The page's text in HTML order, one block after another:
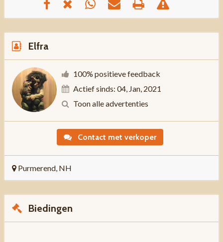
Elfra
100% positieve feedback
Actief sinds: 04, Jan, 2021
Toon alle advertenties
Contact met verkoper
Purmerend, NH
Biedingen